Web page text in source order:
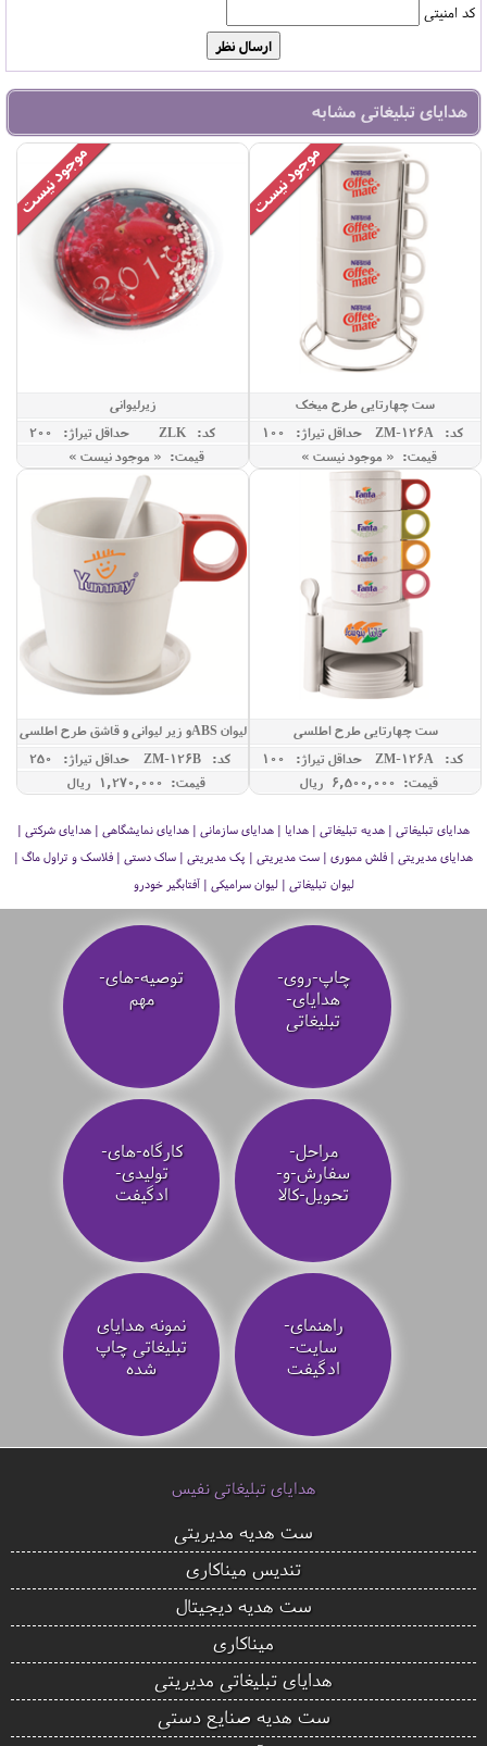
کد امنیتی
هدایای تبلیغاتی مشابه
ست چهارتایی طرح میخک
کد: ZM-126A
حداقل تيراژ: 100
قیمت: « موجود نیست »
زیرلیوانی
کد: ZLK
حداقل تيراژ: 200
قیمت: « موجود نیست »
ست چهارتایی طرح اطلسی
کد: ZM-126A
حداقل تيراژ: 100
قیمت: 6,500,000 ريال
لیوان ABSو زیر لیوانی و قاشق طرح اطلسی
کد: ZM-126B
حداقل تيراژ: 250
قیمت: 1,270,000 ريال
هدایای تبلیغاتی | هدیه تبلیغاتی | هدایا | هدایای سازمانی | هدایای نمایشگاهی | هدایای شرکتی |
هدایای مدیریتی | فلش مموری | ست مدیریتی | پک مدیریتی | ساک دستی | فلاسک و تراول ماگ |
لیوان تبلیغاتی | لیوان سرامیکی | آفتابگیر خودرو
چاپ-روی-
هدایای-
تبلیغاتی
توصیه‌-های-
مهم
مراحل-
سفارش-و-
تحویل-کالا
کارگاه-های-
تولیدی-
ادگیفت
راهنمای-
سایت-
ادگیفت
نمونه هدایای
تبلیغاتی چاپ
شده
هدایای تبلیغاتی نفیس
ست هدیه مدیریتی
تندیس میناکاری
ست هدیه دیجیتال
میناکاری
هدایای تبلیغاتی مدیریتی
ست هدیه صنایع دستی